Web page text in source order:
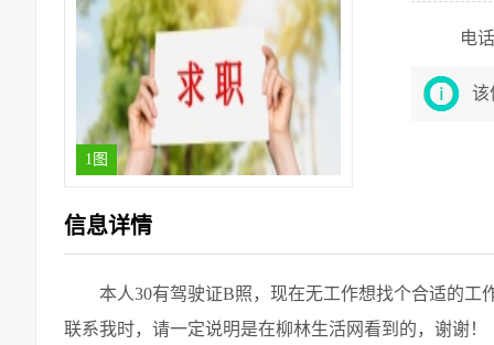
1图
电
该
信息详情
本人30有驾驶证B照，现在无工作想找个合适的工
联系我时，请一定说明是在柳林生活网看到的，谢谢！